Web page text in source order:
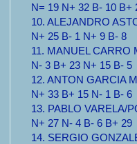
N= 19 N+ 32 B- 10 B+
10. ALEJANDRO
N+ 25 B- 1 N+ 9 B- 8
11. MANUEL CARRO
N- 3 B+ 23 N+ 15 B- 5
12. ANTON GARCIA
N+ 33 B+ 15 N- 1 B- 6
13. PABLO VARELA/
N+ 27 N- 4 B- 6 B+ 29
14. SERGIO